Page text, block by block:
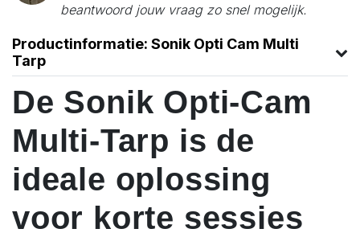
beantwoord jouw vraag zo snel mogelijk.
Productinformatie: Sonik Opti Cam Multi
Tarp
De Sonik Opti-Cam
Multi-Tarp is de
ideale oplossing
voor korte sessies